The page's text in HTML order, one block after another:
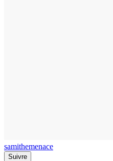
samithemenace
Suivre